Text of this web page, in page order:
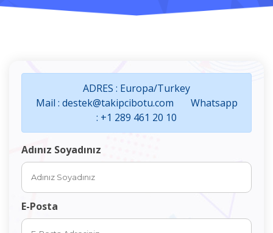
ADRES : Europa/Turkey
Mail : destek@takipcibotu.com Whatsapp
: +1 289 461 20 10
Adınız Soyadınız
E-Posta